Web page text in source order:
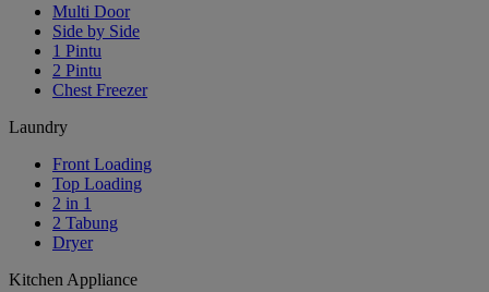
Multi Door
Side by Side
1 Pintu
2 Pintu
Chest Freezer
Laundry
Front Loading
Top Loading
2 in 1
2 Tabung
Dryer
Kitchen Appliance